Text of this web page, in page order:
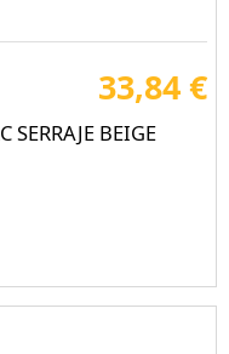
33,84 €
SERRAJE BEIGE